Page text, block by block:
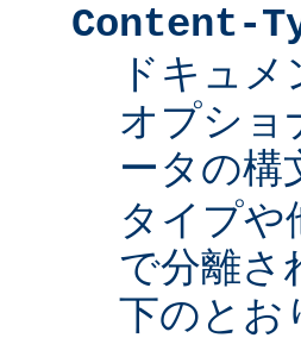
Content-
ドキュ
オプショ
ータの構
タイプや
で分離さ
下のとお